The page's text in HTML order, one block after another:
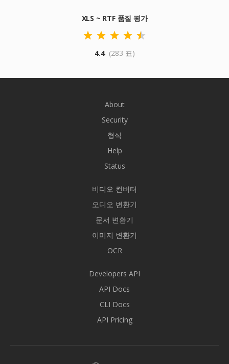
XLS ~ RTF 품질 평가
4.4 (283 표)
About
Security
형식
Help
Status
비디오 컨버터
오디오 변환기
문서 변환기
이미지 변환기
OCR
Developers API
API Docs
CLI Docs
API Pricing